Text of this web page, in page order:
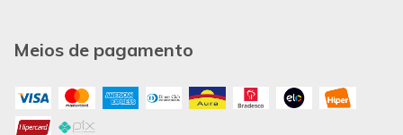
Meios de pagamento